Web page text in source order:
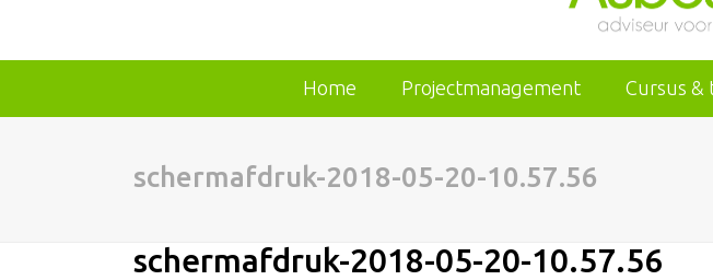
Home Projectmanagement Cursus &
schermafdruk-2018-05-20-10.57.56
schermafdruk-2018-05-20-10.57.56